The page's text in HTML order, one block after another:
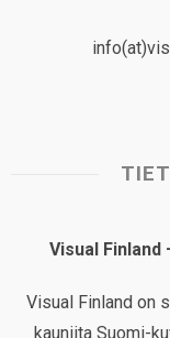
Visual Finland
Visual Finland on
kauniita Suomi-